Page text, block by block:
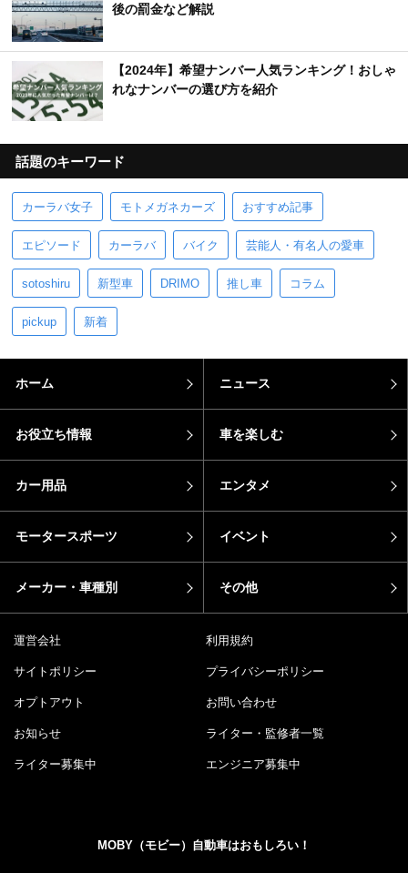
後の罰金など解説
【2024年】希望ナンバー人気ランキング！おしゃ
れなナンバーの選び方を紹介
話題のキーワード
カーラバ女子 モトメガネカーズ おすすめ記事
エピソード カーラバ バイク 芸能人・有名人の愛車
sotoshiru 新型車 DRIMO 推し車 コラム
pickup 新着
ホーム ニュース
お役立ち情報 車を楽しむ
カー用品 エンタメ
モータースポーツ イベント
メーカー・車種別 その他
運営会社 利用規約
サイトポリシー プライバシーポリシー
オプトアウト お問い合わせ
お知らせ ライター・監修者一覧
ライター募集中 エンジニア募集中
MOBY（モビー）自動車はおもしろい！